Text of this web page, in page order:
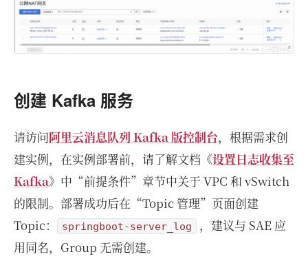
创建 Kafka 服务
请访问阿里云消息队列 Kafka 版控制台，根据需求创
建实例，在实例部署前，请了解文档《设置日志收集至
Kafka》中“前提条件”章节中关于 VPC 和 vSwitch
的限制。部署成功后在“Topic 管理”页面创建
Topic：
springboot-server_log
，建议与 SAE 应
用同名，Group 无需创建。